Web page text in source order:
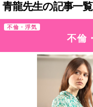
青龍先生の記事一覧
不倫・浮気
不倫